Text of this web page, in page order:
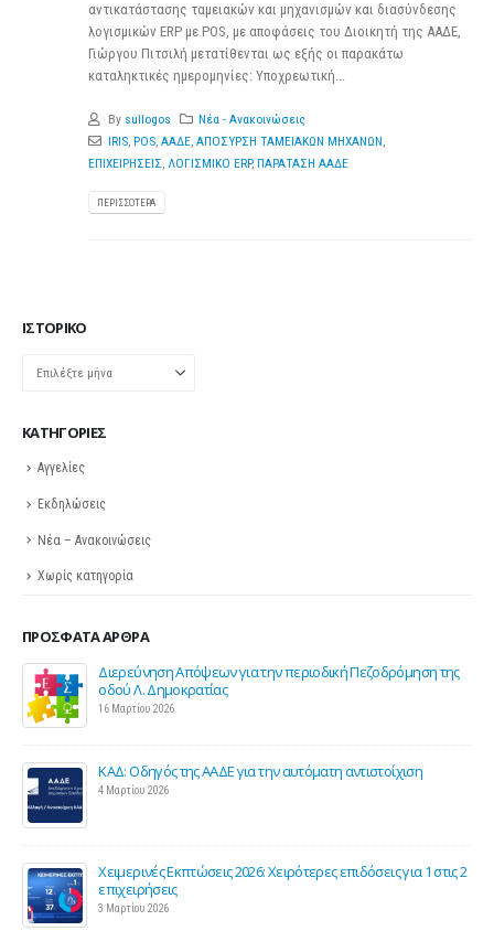
αντικατάστασης ταμειακών και μηχανισμών και διασύνδεσης
λογισμικών ERP με POS, με αποφάσεις του Διοικητή της ΑΑΔΕ,
Γιώργου Πιτσιλή μετατίθενται ως εξής οι παρακάτω
καταληκτικές ημερομηνίες: Υποχρεωτική...
By sullogos
Νέα - Ανακοινώσεις
IRIS, POS, ΑΑΔΕ, ΑΠΟΣΥΡΣΗ ΤΑΜΕΙΑΚΩΝ ΜΗΧΑΝΩΝ,
ΕΠΙΧΕΙΡΗΣΕΙΣ, ΛΟΓΙΣΜΙΚΟ ERP, ΠΑΡΑΤΑΣΗ ΑΑΔΕ
ΠΕΡΙΣΣΌΤΕΡΑ
ΙΣΤΟΡΙΚΌ
Ιστορικό
KΑΤΗΓΟΡΊΕΣ
Αγγελίες
Εκδηλώσεις
Νέα – Ανακοινώσεις
Χωρίς κατηγορία
ΠΡΌΣΦΑΤΑ ΆΡΘΡΑ
Πεζοδρόμηση της
αντιστοίχιση
επιδόσεις για 1 στις 2
Σε λειτουργία το νέο Helpdesk της ΕΣΕΕ
Παράταση της υποχρεωτικής έναρξης
Προς μείωση της προκαταβολής φόρου